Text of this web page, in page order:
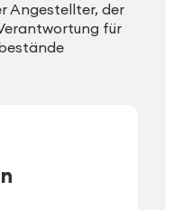
Angestellter, der
für